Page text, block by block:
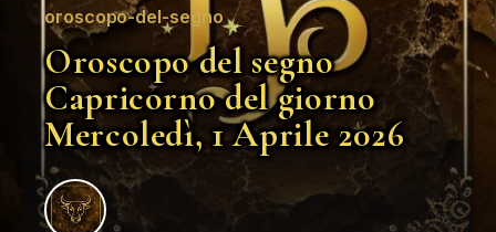
oroscopo-del-segno
Oroscopo del segno
Capricorno del giorno
Mercoledì, 1 Aprile 2026